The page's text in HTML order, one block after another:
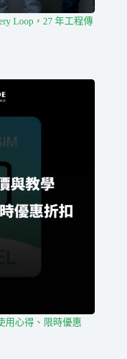
Loop，27 年工程傳
用心得、限時優惠